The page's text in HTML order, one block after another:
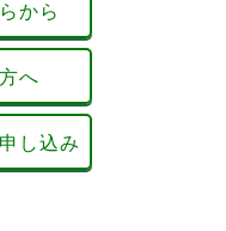
から
へ
し込み